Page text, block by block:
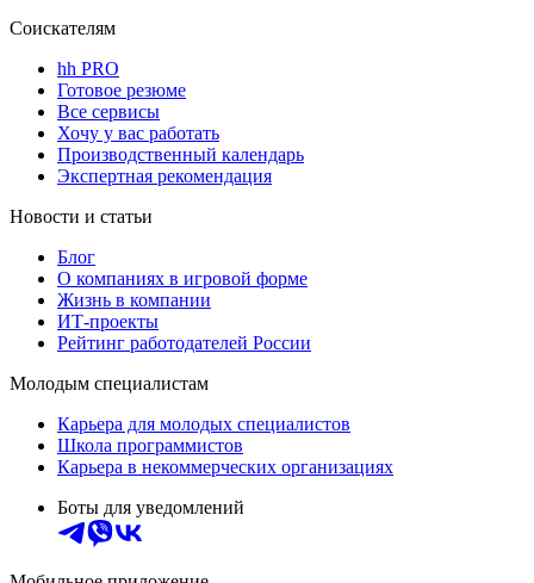
Соискателям
hh PRO
Готовое резюме
Все сервисы
Хочу у вас работать
Производственный календарь
Экспертная рекомендация
Новости и статьи
Блог
О компаниях в игровой форме
Жизнь в компании
ИТ-проекты
Рейтинг работодателей России
Молодым специалистам
Карьера для молодых специалистов
Школа программистов
Карьера в некоммерческих организациях
Боты для уведомлений